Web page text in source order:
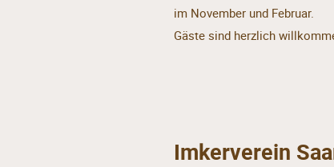
im November und Februar.
Gäste sind herzlich
Imkerverein